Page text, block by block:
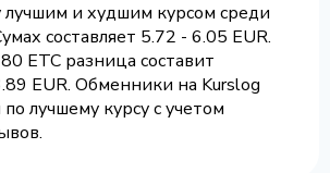
и худшим курсом среди
составляет 5.72 - 6.05 EUR.
ETC разница составит
EUR. Обменники на Kurslog
лучшему курсу с учетом